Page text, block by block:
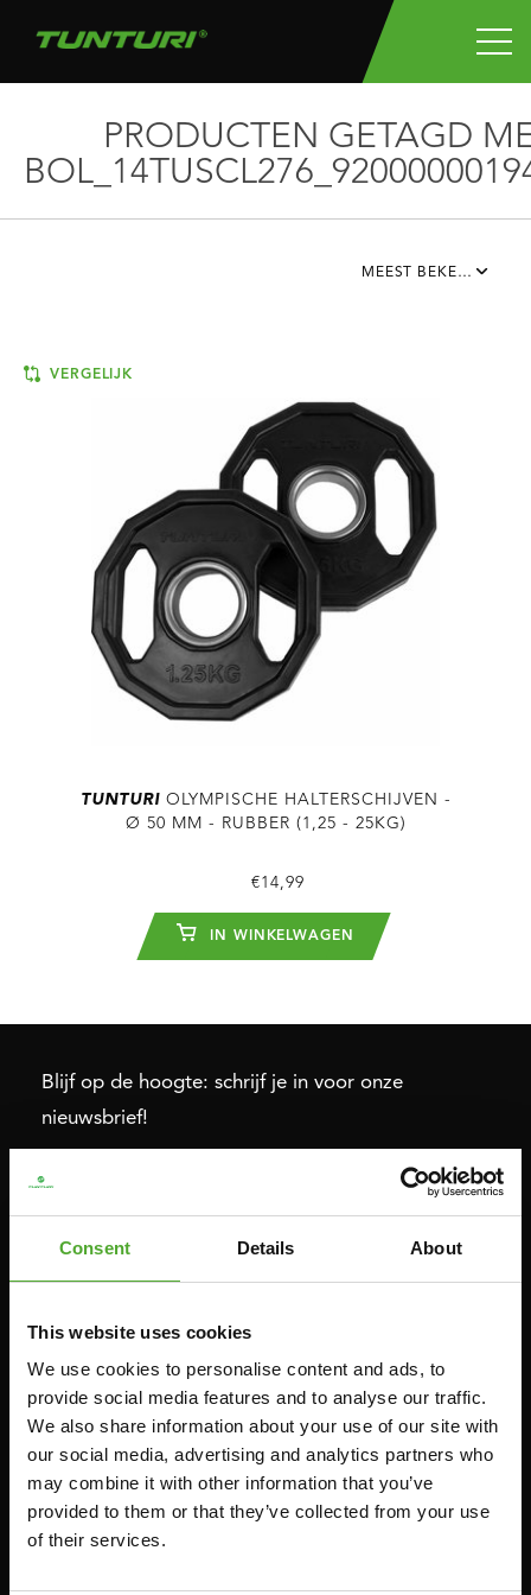
Consent Details About
This website uses cookies
We use cookies to personalise content and ads, to
provide social media features and to analyse our traffic.
We also share information about your use of our site with
our social media, advertising and analytics partners who
may combine it with other information that you’ve
provided to them or that they’ve collected from your use
of their services.
PRODUCTEN GETAGD
MEEST BEKEKEN
VERGELIJK
TUNTURIOLYMPISCHE HALTERSCHIJVEN -
Ø 50 MM - RUBBER (1,25 - 25KG)
€14,99
IN WINKELWAGEN
Blijf op de hoogte: schrijf je in voor onze
nieuwsbrief!
Cardio
HOMETRAINERS
CROSSTRAINERS
SPRINTER BIKES
ROEITRAINERS
POWER TOWERS
VLAKKE BANKEN
KRACHT STATIONS
SMITH MACHINES
PULLEY STATIONS
VERSTELBARE BANKEN
RACKS